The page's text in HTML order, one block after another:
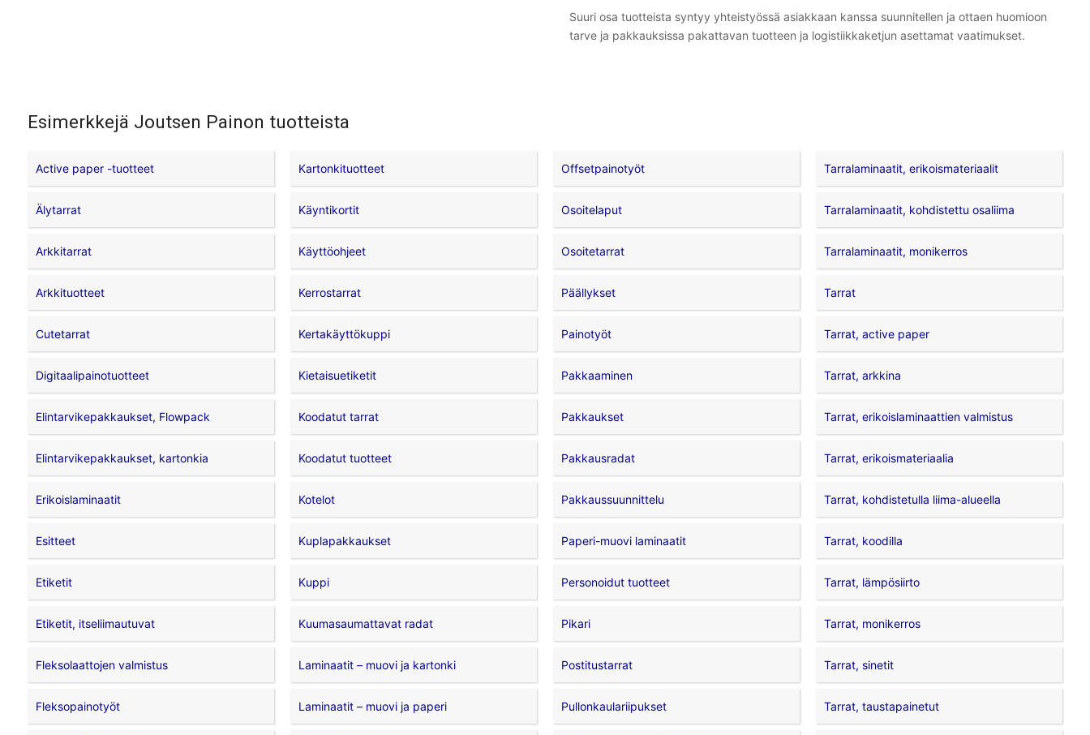
Suuri osa tuotteista syntyy yhteistyössä asiakkaan kanssa suunnitellen ja ottaen huomioon
tarve ja pakkauksissa pakattavan tuotteen ja logistiikkaketjun asettamat vaatimukset.
Esimerkkejä Joutsen Painon tuotteista
Active paper -tuotteet
Älytarrat
Arkkitarrat
Arkkituotteet
Cutetarrat
Digitaalipainotuotteet
Elintarvikepakkaukset, Flowpack
Elintarvikepakkaukset, kartonkia
Erikoislaminaatit
Esitteet
Etiketit
Etiketit, itseliimautuvat
Fleksolaattojen valmistus
Fleksopainotyöt
Kartonkituotteet
Käyntikortit
Käyttöohjeet
Kerrostarrat
Kertakäyttökuppi
Kietaisuetiketit
Koodatut tarrat
Koodatut tuotteet
Kotelot
Kuplapakkaukset
Kuppi
Kuumasaumattavat radat
Laminaatit – muovi ja kartonki
Laminaatit – muovi ja paperi
Offsetpainotyöt
Osoitelaput
Osoitetarrat
Päällykset
Painotyöt
Pakkaaminen
Pakkaukset
Pakkausradat
Pakkaussuunnittelu
Paperi-muovi laminaatit
Personoidut tuotteet
Pikari
Postitustarrat
Pullonkaulariipukset
Tarralaminaatit, erikoismateriaalit
Tarralaminaatit, kohdistettu osaliima
Tarralaminaatit, monikerros
Tarrat
Tarrat, active paper
Tarrat, arkkina
Tarrat, erikoislaminaattien valmistus
Tarrat, erikoismateriaalia
Tarrat, kohdistetulla liima-alueella
Tarrat, koodilla
Tarrat, lämpösiirto
Tarrat, monikerros
Tarrat, sinetit
Tarrat, taustapainetut